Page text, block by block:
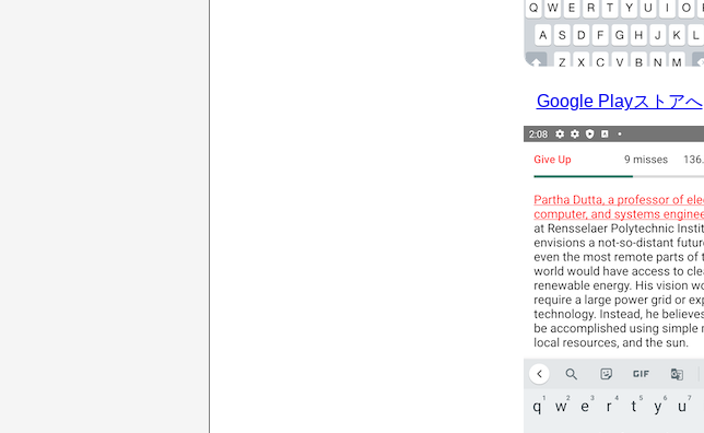
Google Playストアへ